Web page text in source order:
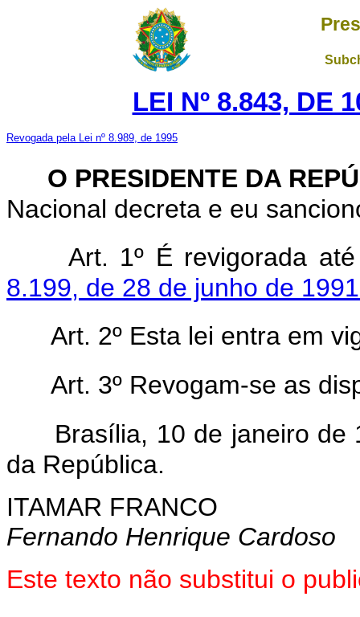
LEI Nº 8.843, DE
Revogada pela Lei nº 8.989, de 1995
O PRESIDENTE DA
Nacional decreta e eu
Art. 1º É revigorada
8.199, de 28 de junho de
Art. 2º Esta lei entra em
Art. 3º Revogam-se as
Brasília, 10 de janeiro de
da República.
ITAMAR FRANCO
Fernando Henrique Cardoso
Este texto não substitui o